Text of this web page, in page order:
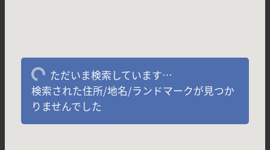
ただいま検索しています…
検索された住所/地名/ランドマークが見つか
りませんでした